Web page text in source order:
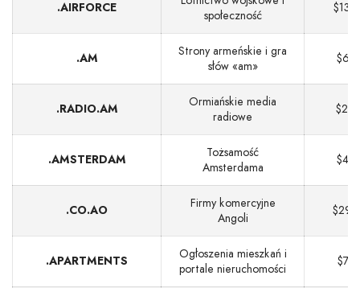
.AIRFORCE
społeczność
$130
.AM
Strony armeńskie i gra
słów «am»
$67
.RADIO.AM
Ormiańskie media
radiowe
$20
.AMSTERDAM
Tożsamość
Amsterdama
$48
.CO.AO
Firmy komercyjne
Angoli
$299
.APARTMENTS
Ogłoszenia mieszkań i
portale nieruchomości
$77